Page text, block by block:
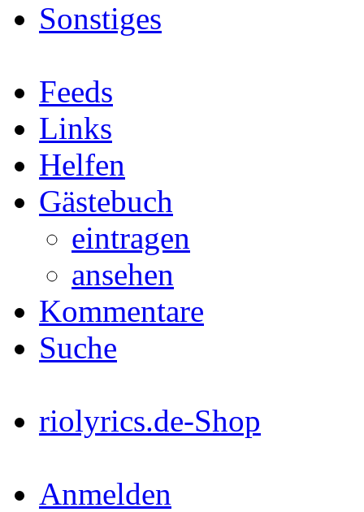
Sonstiges
Feeds
Links
Helfen
Gästebuch
eintragen
ansehen
Kommentare
Suche
riolyrics.de-Shop
Anmelden